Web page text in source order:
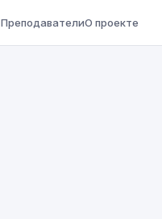
ПреподавателиО проекте